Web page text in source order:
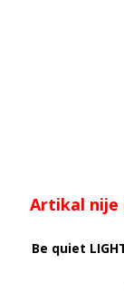
Artikal nije
Be quiet